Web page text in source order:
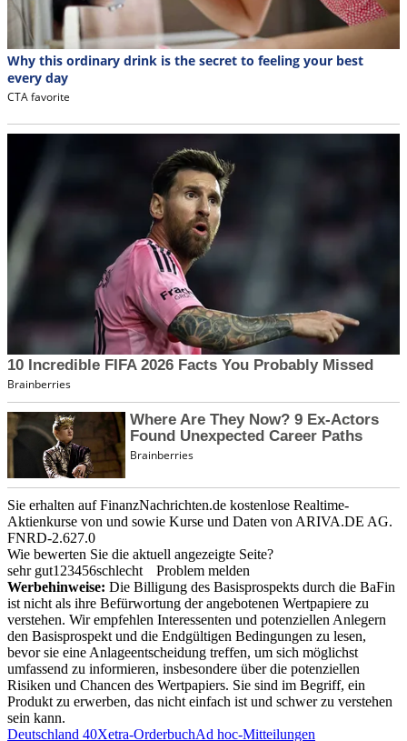
Sie erhalten auf FinanzNachrichten.de kostenlose Realtime-
Aktienkurse von und sowie Kurse und Daten von ARIVA.DE AG.
FNRD-2.627.0
Wie bewerten Sie die aktuell angezeigte Seite?
sehr gut1 23456schlecht
Problem melden
Werbehinweise: Die Billigung des Basisprospekts durch die BaFin
ist nicht als ihre Befürwortung der angebotenen Wertpapiere zu
verstehen. Wir empfehlen Interessenten und potenziellen Anlegern
den Basisprospekt und die Endgültigen Bedingungen zu lesen,
bevor sie eine Anlageentscheidung treffen, um sich möglichst
umfassend zu informieren, insbesondere über die potenziellen
Risiken und Chancen des Wertpapiers. Sie sind im Begriff, ein
Produkt zu erwerben, das nicht einfach ist und schwer zu verstehen
sein kann.
Deutschland 40Xetra-OrderbuchAd hoc-Mitteilungen